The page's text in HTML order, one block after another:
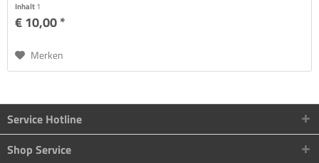
Inhalt1
€ 10,00 *
Merken
Service Hotline
Shop Service